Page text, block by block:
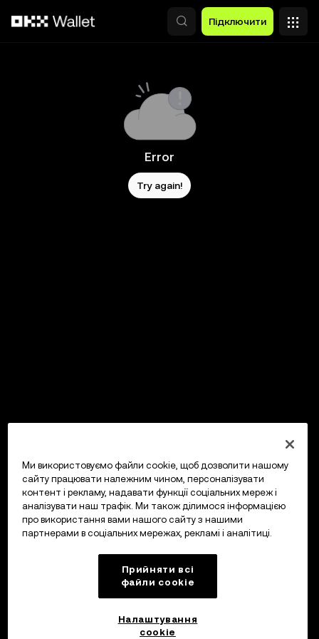
Підключити
Error
Try again!
Ми використовуємо файли cookie, щоб дозволити нашому
сайту працювати належним чином, персоналізувати
контент і рекламу, надавати функції соціальних мереж і
аналізувати наш трафік. Ми також ділимося інформацією
про використання вами нашого сайту з нашими
партнерами в соціальних мережах, рекламі і аналітиці.
Прийняти всі
файли сookie
Налаштування
cookie